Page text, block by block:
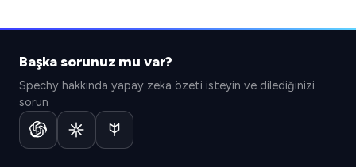
Başka sorunuz mu var?
Spechy hakkında yapay zeka özeti isteyin ve dilediğinizi
sorun